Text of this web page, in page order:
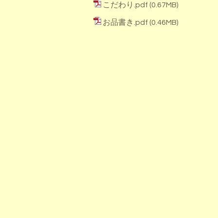
こだわり.pdf (0.67MB)
お品書き.pdf (0.46MB)